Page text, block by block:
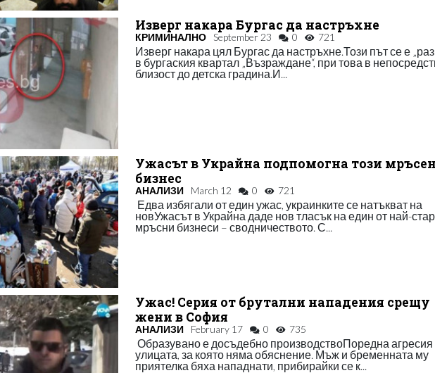
Изверг накара Бургас да настръхне
КРИМИНАЛНО September 23 0 721
Изверг накара цял Бургас да настръхне.Този път се е
в бургаския квартал „Възраждане“, при това в
близост до детска градина.И...
Ужасът в Украйна подпомогна този мръсен
бизнес
АНАЛИЗИ March 12 0 721
Едва избягали от един ужас, украинките се натъкват на
новУжасът в Украйна даде нов тласък на един от най-
мръсни бизнеси – сводничеството. С...
Ужас! Серия от брутални нападения срещу
жени в София
АНАЛИЗИ February 17 0 735
Образувано е досъдебно производствоПоредна агресия
улицата, за която няма обяснение. Мъж и бременната му
приятелка бяха нападнати, прибирайки се к...